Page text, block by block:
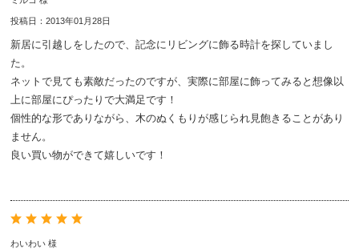
投稿日：2013年01月28日
新居に引越しをしたので、記念にリビングに飾る時計を探していまし
た。
ネットで見ても素敵だったのですが、実際に部屋に飾ってみると想像以
上に部屋にぴったりで大満足です！
個性的な形でありながら、木のぬくもりが感じられ見飽きることがあり
ません。
良い買い物ができて嬉しいです！
わいわい 様